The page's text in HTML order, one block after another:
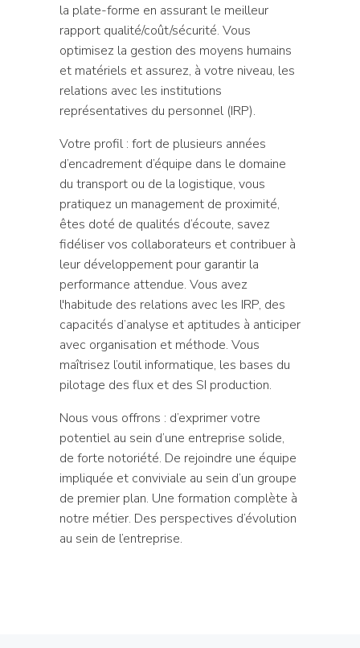
la plate-forme en assurant le meilleur
rapport qualité/coût/sécurité. Vous
optimisez la gestion des moyens humains
et matériels et assurez, à votre niveau, les
relations avec les institutions
représentatives du personnel (IRP).
Votre profil : fort de plusieurs années
d’encadrement d’équipe dans le domaine
du transport ou de la logistique, vous
pratiquez un management de proximité,
êtes doté de qualités d’écoute, savez
fidéliser vos collaborateurs et contribuer à
leur développement pour garantir la
performance attendue. Vous avez
l'habitude des relations avec les IRP, des
capacités d’analyse et aptitudes à anticiper
avec organisation et méthode. Vous
maîtrisez l’outil informatique, les bases du
pilotage des flux et des SI production.
Nous vous offrons : d’exprimer votre
potentiel au sein d’une entreprise solide,
de forte notoriété. De rejoindre une équipe
impliquée et conviviale au sein d’un groupe
de premier plan. Une formation complète à
notre métier. Des perspectives d’évolution
au sein de l’entreprise.